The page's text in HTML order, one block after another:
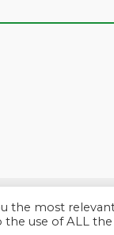
e gestito dalla
the most
the use of ALL